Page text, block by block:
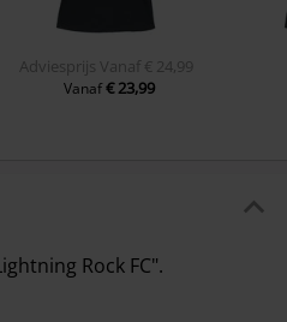
Adviesprijs Vanaf € 24,99
Vanaf€ 23,99
Rock FC".